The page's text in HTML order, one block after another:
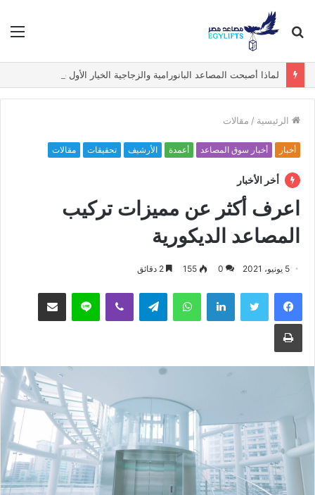
بحث
الرئيسية / مقالات
أخبار أخبار سوق المصاعد أعمدة الأرشيف تحقيقات مقالات
أخر الأخبار
اعرف أكثر عن مميزات تركيب
المصاعد الديكورية
5 يونيو، 2021 0
155
فيسبوك لينكدإن واتساب لاين